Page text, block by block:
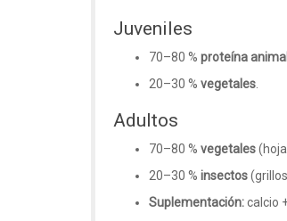
Juveniles
70–80 % proteína animal
20–30 % vegetales
Adultos
70–80 % vegetales
20–30 % insectos
Suplementación:calcio